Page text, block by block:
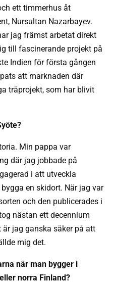
ett timmerhus åt
Nursultan Nazarbayev.
jag främst arbetat direkt
till fascinerande projekt på
Indien för första gången
att marknaden där
träprojekt, som har blivit
Min pappa var
där jag jobbade på
i att utveckla
en skidort. När jag var
och den publicerades i
nästan ett decennium
jag ganska säker på att
mig det.
när man bygger i
norra Finland?